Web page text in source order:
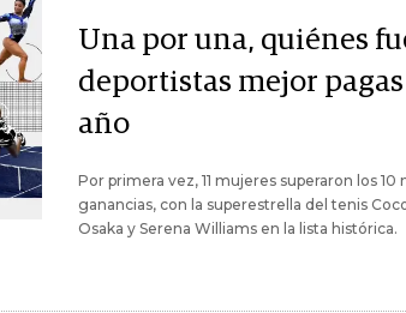
Una por una, quiénes
deportistas mejor
año
Por primera vez, 11 mujeres superaron los
ganancias, con la superestrella del tenis
Osaka y Serena Williams en la lista histórica.